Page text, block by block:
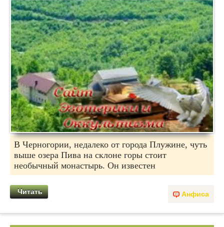
В Черногории, недалеко от города Плужине, чуть
выше озера Пива на склоне горы стоит
необычный монастырь. Он известен
Анфиса
Читать